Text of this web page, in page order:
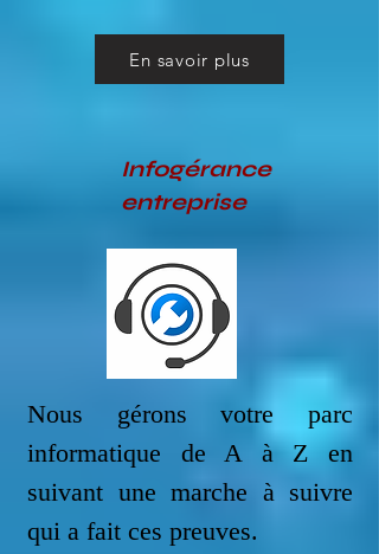
En savoir plus
Infogérance
entreprise
Nous gérons votre parc
informatique de A à Z en
suivant une marche à suivre
qui a fait ces preuves.